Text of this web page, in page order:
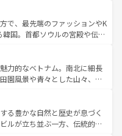
ワイ情報
ほしい。
しており、サーフィンやダイ
ウトドア好きにはたまらな
魅力を存分に味わいつくそ
る台湾東部など、都市の喧騒
り、訪れる人に新しい発見と
た、奥深い台湾の食文化も魅
など、バラエティ豊かな料理
着の台湾情報は コンテンツ一覧を参
で、最先端のファッションやK
国。首都ソウルの宮殿や伝統
折々の自然美を楽しむことが
肉、絶品のストリートフード
待っている。夜には、韓国な
の多彩な魅力を心ゆくまで味
しい。 なお、新着の韓国情報はコンテンツ一
力的なベトナム。南北に細長
園風景や青々とした山々、世
く。ハノイの古い町並みやホ
代の建物も、独特の雰囲気を
エティの豊かさとおいしさで
る豊かな自然と歴史が息づく
ルが立ち並ぶ一方、伝統的な